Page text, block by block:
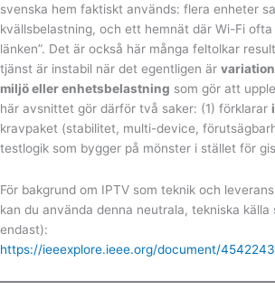
svenska hem faktiskt används: flera enheter
kvällsbelastning, och ett hemnät där Wi-Fi ofta
länken”. Det är också här många feltolkar
tjänst är instabil när det egentligen är
miljö eller enhetsbelastning som gör att
här avsnittet gör därför två saker: (1) förklarar
kravpaket (stabilitet, multi-device,
testlogik som bygger på mönster i stället för
För bakgrund om IPTV som teknik och
kan du använda denna neutrala, tekniska
endast):
https://ieeexplore.ieee.org/document/4542243